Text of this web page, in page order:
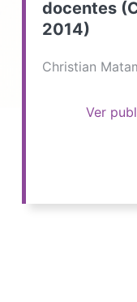
docentes
2014)
Christian
Ver